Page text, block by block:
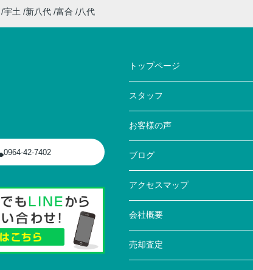
宇土 新八代 富合 八代
0964-42-7402
トップページ
スタッフ
お客様の声
ブログ
アクセスマップ
会社概要
売却査定